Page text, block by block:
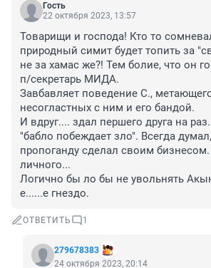
Гость
22 октября 2023, 13:57
Товарищи и господа! Кто то
природный симит будет топить за
не за хамас же?! Тем болие, что он
п/секретарь МИДА.
Завбавляет поведение С.,
несогластных с ним и его бандой.
И вдруг.... здал першего друга на
"бабло побеждает зло". Всегда
пропоганду сделал своим
личного...
Логично бы ло бы не увольнять
е......е гнездо.
ОТВЕТИТЬ 1
279678383
24 октября 2023, 20:14